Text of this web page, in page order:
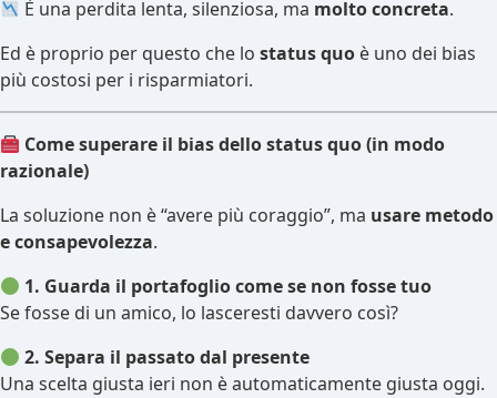
È una perdita lenta, silenziosa, ma molto concreta.
Ed è proprio per questo che lo status quo è uno dei bias
più costosi per i risparmiatori.
Come superare il bias dello status quo (in modo
razionale)
La soluzione non è “avere più coraggio”, ma usare metodo
e consapevolezza.
1. Guarda il portafoglio come se non fosse tuo
Se fosse di un amico, lo lasceresti davvero così?
2. Separa il passato dal presente
Una scelta giusta ieri non è automaticamente giusta oggi.